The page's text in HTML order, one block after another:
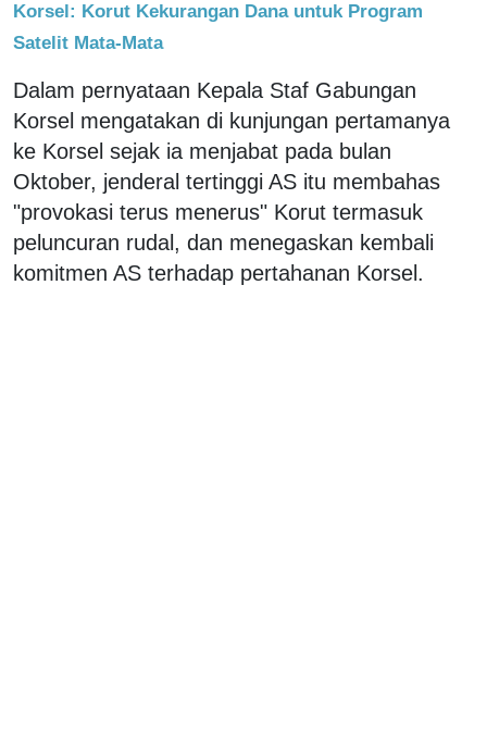
Korsel: Korut Kekurangan Dana untuk Program
Satelit Mata-Mata
Dalam pernyataan Kepala Staf Gabungan
Korsel mengatakan di kunjungan pertamanya
ke Korsel sejak ia menjabat pada bulan
Oktober, jenderal tertinggi AS itu membahas
"provokasi terus menerus" Korut termasuk
peluncuran rudal, dan menegaskan kembali
komitmen AS terhadap pertahanan Korsel.